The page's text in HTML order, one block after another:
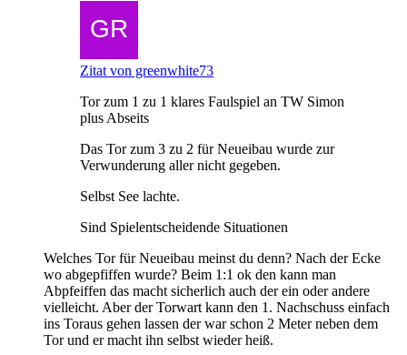
Zitat von greenwhite73
Tor zum 1 zu 1 klares Faulspiel an TW Simon
plus Abseits
Das Tor zum 3 zu 2 für Neueibau wurde zur
Verwunderung aller nicht gegeben.
Selbst See lachte.
Sind Spielentscheidende Situationen
Welches Tor für Neueibau meinst du denn? Nach der Ecke
wo abgepfiffen wurde? Beim 1:1 ok den kann man
Abpfeiffen das macht sicherlich auch der ein oder andere
vielleicht. Aber der Torwart kann den 1. Nachschuss einfach
ins Toraus gehen lassen der war schon 2 Meter neben dem
Tor und er macht ihn selbst wieder heiß.